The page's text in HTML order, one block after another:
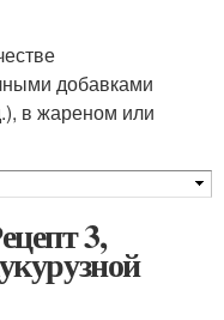
добавками
в жареном или
3,